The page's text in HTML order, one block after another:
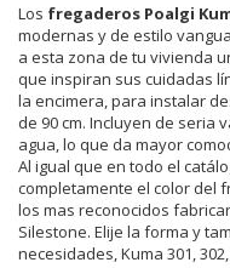
Los fregaderos Poalgi
modernas y de estilo
a esta zona de tu vivienda
que inspiran sus cuidadas
la encimera, para instalar
de 90 cm. Incluyen de seria
agua, lo que da mayor
Al igual que en todo el
completamente el color del
los mas reconocidos
Silestone. Elije la forma y
necesidades, Kuma 301, 302,